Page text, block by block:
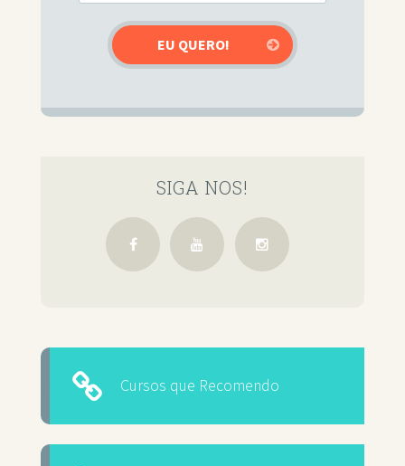
SIGA NOS!
Cursos que Recomendo